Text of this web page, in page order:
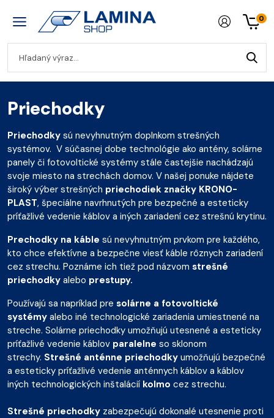
0
Priechodky
Priechodky sú nevyhnutným doplnkom strešných
systémov. V súčasnej dobe technológie ako antény, solárne
panely či fotovoltické systémy stále častejšie nachádzajú
svoje miesto na strechách domov. V našej ponuke nájdete
široký výber strešných priechodiek značky KRONO-
PLAST, špeciálne navrhnutých pre bezpečné a esteticky
príťažlivé vedenie káblov a iných zariadení cez strešnú krytinu.
Prechodky na káble sú nevyhnutným prvkom pre každého,
kto chce efektívne a bezpečne viesť káble rôznych zariadení
cez strechu. Poznáme ich tiež pod názvom strešné
priechodky alebo prestupy.
Používajú sa napríklad pre solárne a fotovoltické
systémy alebo iné technologické zariadenia umiestnené na
streche. Solárne priechodky umožňujú utesnené a esteticky
príťažlivé vedenie káblov paralelne so sklonom
strechy. Strešné anténne priechodky umožňujú bezpečné
a esteticky príťažlivé vedenie anténnych káblov a káblov
iných technologických inštalácií kolmo cez strechu.
Strešné priechodky zabezpečujú dokonalé utesnenie proti